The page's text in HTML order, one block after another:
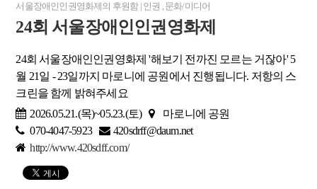
서울장애인인권영화제의 후원함 | 인권 ,문화/미디어
24회 서울장애인인권영화제
24회 서울장애인인권영화제 '해보기 전까진 모르는 거잖아' 5
월 21일 - 23일까지 마로니에 공원에서 진행됩니다. 저항의 스
크린을 함께 밝혀주세요
2026.05.21.(목)~05.23.(토)
마로니에 공원
070-4047-5923
420sdrff@daum.net
http://www.420sdff.com/